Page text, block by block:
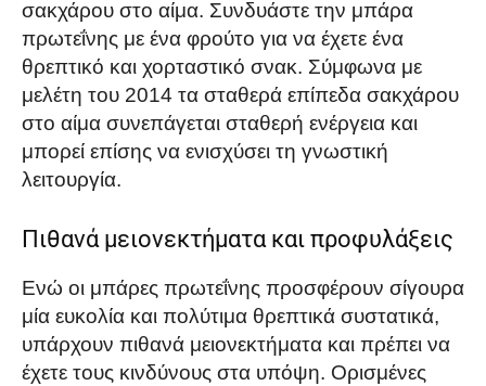
σακχάρου στο αίμα. Συνδυάστε την μπάρα
πρωτεΐνης με ένα φρούτο για να έχετε ένα
θρεπτικό και χορταστικό σνακ. Σύμφωνα με
μελέτη του 2014 τα σταθερά επίπεδα σακχάρου
στο αίμα συνεπάγεται σταθερή ενέργεια και
μπορεί επίσης να ενισχύσει τη γνωστική
λειτουργία.
Πιθανά μειονεκτήματα και προφυλάξεις
Ενώ οι μπάρες πρωτεΐνης προσφέρουν σίγουρα
μία ευκολία και πολύτιμα θρεπτικά συστατικά,
υπάρχουν πιθανά μειονεκτήματα και πρέπει να
έχετε τους κινδύνους στα υπόψη. Ορισμένες